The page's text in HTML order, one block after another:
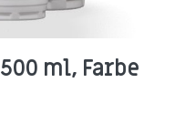
ml, Farbe